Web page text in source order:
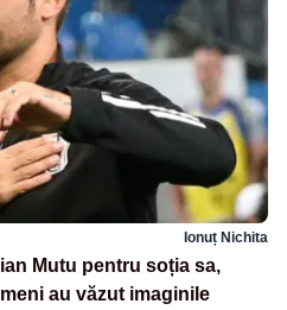
Ionuț Nichita
Mutu pentru soția sa,
au văzut imaginile